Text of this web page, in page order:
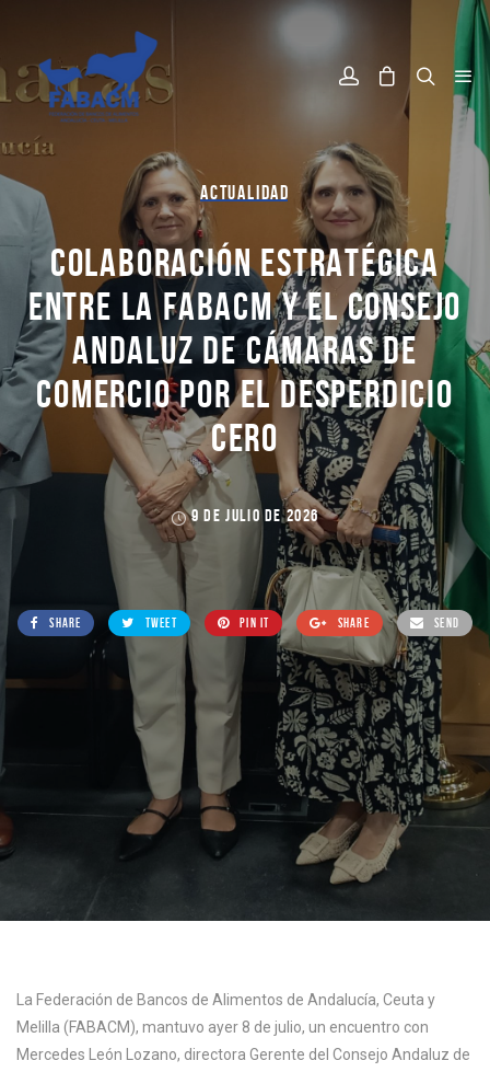
ACTUALIDAD
COLABORACIÓN ESTRATÉGICA
ENTRE LA FABACM Y EL CONSEJO
ANDALUZ DE CÁMARAS DE
COMERCIO POR EL DESPERDICIO
CERO
9 DE JULIO DE 2026
SHARE TWEET PIN IT SHARE SEND
La Federación de Bancos de Alimentos de Andalucía, Ceuta y
Melilla (FABACM), mantuvo ayer 8 de julio, un encuentro con
Mercedes León Lozano, directora Gerente del Consejo Andaluz de